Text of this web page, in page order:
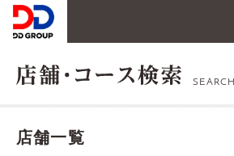
SEARCH
店舗一覧